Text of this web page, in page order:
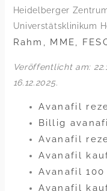
Heidelberger
Universtätsklinikum
Rahm, MME,
Veröffentlicht am:
16.12.2025.
Avanafil
Billig
Avanafil
Avanafil
Avanafil
Avanafil